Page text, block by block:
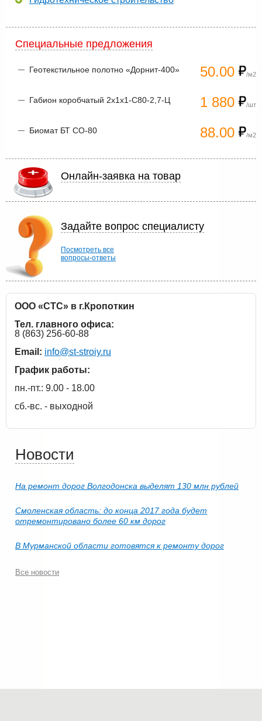
Специальные предложения
50.00 /м2
Геотекстильное полотно «Дорнит-400»
1 880 /шт
Габион коробчатый 2х1х1-С80-2,7-Ц
88.00 /м2
Биомат БТ СО-80
Онлайн-заявка на товар
Задайте вопрос специалисту
Посмотреть все
вопросы-ответы
ООО «СТС» в г.Кропоткин
Тел. главного офиса:
8 (863) 256-60-88
Email: info@st-stroiy.ru
График работы:
пн.-пт.: 9.00 - 18.00
сб.-вс. - выходной
Новости
На ремонт дорог Волгодонска выделят 130 млн рублей
Смоленская область: до конца 2017 года будет
отремонтировано более 60 км дорог
В Мурманской области готовятся к ремонту дорог
Все новости